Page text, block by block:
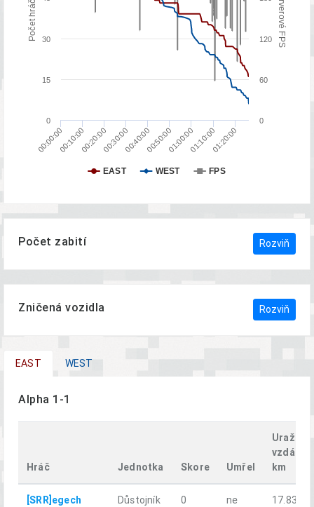
Počet hráčů Serverové FPS
EAST WEST FPS
00:00:0000:10:0000:20:0000:30:0000:40:0000:50:0001:00:0001:10:0001:20:00
0
15
30
0
60
120
Počet zabití Rozviň
Zničená vozidla Rozviň
EAST WEST
Alpha 1-1
Hráč Jednotka Skore Umřel
Uražená
km
[SRR]egech Důstojník 0 ne 17.83